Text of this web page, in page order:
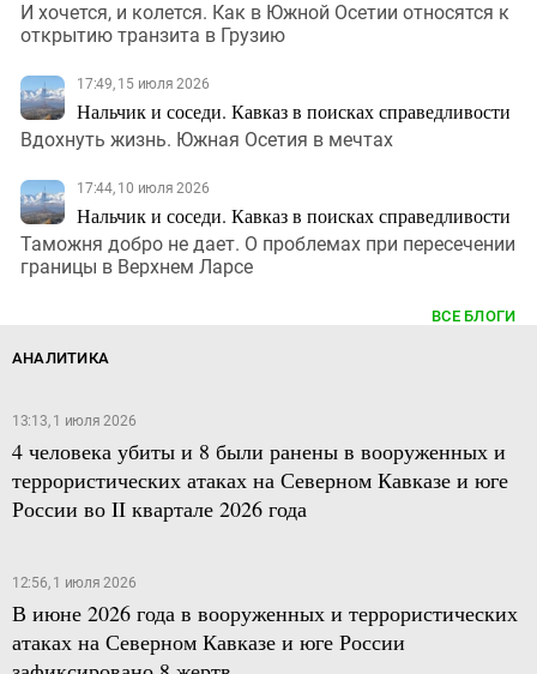
И хочется, и колется. Как в Южной Осетии относятся к
открытию транзита в Грузию
17:49, 15 июля 2026
Нальчик и соседи. Кавказ в поисках справедливости
Вдохнуть жизнь. Южная Осетия в мечтах
17:44, 10 июля 2026
Нальчик и соседи. Кавказ в поисках справедливости
Таможня добро не дает. О проблемах при пересечении
границы в Верхнем Ларсе
ВСЕ БЛОГИ
АНАЛИТИКА
13:13, 1 июля 2026
4 человека убиты и 8 были ранены в вооруженных и
террористических атаках на Северном Кавказе и юге
России во II квартале 2026 года
12:56, 1 июля 2026
В июне 2026 года в вооруженных и террористических
атаках на Северном Кавказе и юге России